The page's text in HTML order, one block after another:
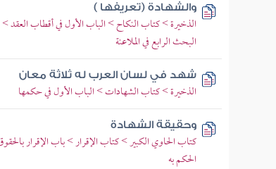
والشهادة (تعريفها )
الذخيرة > كتاب النكاح > الباب الأول في أقطاب العقد >
البحث الرابع في الملاعنة
شهد في لسان العرب له ثلاثة معان
الذخيرة > كتاب الشهادات > الباب الأول في حكمها
وحقيقة الشهادة
كتاب الحاوي الكبير > كتاب الإقرار > باب الإقرار
الحكم به